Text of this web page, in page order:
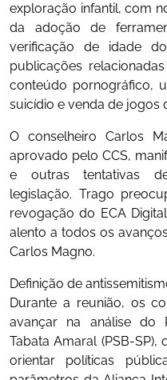
exploração infantil, com
da adoção de
verificação de idade
publicações
conteúdo pornográfico,
suicídio e venda de jogos
O conselheiro Carlos
aprovado pelo CCS,
e outras tentativas
legislação. Trago
revogação do ECA
alento a todos os
Carlos Magno.
Definição de
Durante a reunião, os
avançar na análise do
Tabata Amaral (PSB-SP),
orientar políticas